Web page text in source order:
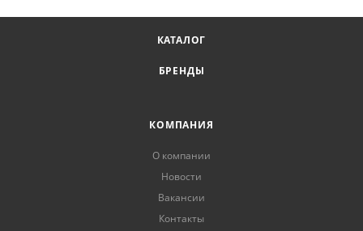
КАТАЛОГ
БРЕНДЫ
КОМПАНИЯ
О компании
Новости
Вакансии
Контакты